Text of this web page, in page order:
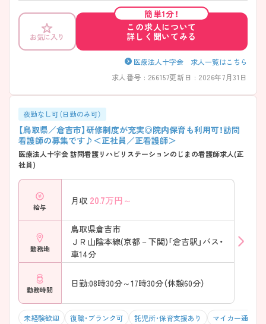
たしますので、お問い合わせください
お気に入り
簡単1分！
この求人について
詳しく聞いてみる
医療法人十字会 求人一覧はこちら
求人番号 : 266157更新日 : 2026年7月31日
夜勤なし可（日勤のみ可）
【鳥取県／倉吉市】研修制度が充実◎院内保育も利用可！訪問
看護師の募集です♪＜正社員／正看護師＞
医療法人十字会 訪問看護リハビリステーションのじまの看護師求人(正
社員)
給与
月収 20.7万円～
勤務地
鳥取県倉吉市
ＪＲ山陰本線(京都－下関)「倉吉駅」バス・
車14分
勤務時間
日勤:08時30分～17時30分（休憩60分）
未経験歓迎 復職・ブランク可 託児所・保育支援あり マイカー通勤可